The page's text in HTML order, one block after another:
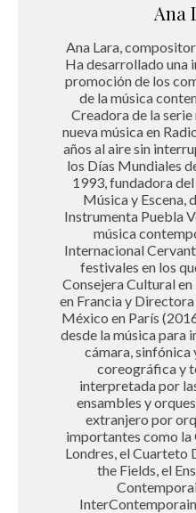
Ana
Ana Lara,
Ha desarrollado una
promoción de los
de la música
Creadora de la
nueva música en
años al aire sin
los Días Mundiales
1993, fundadora
Música y Escena,
Instrumenta Puebla
música
Internacional
festivales en los
Consejera Cultural
en Francia y
México en París
desde la música para
cámara, sinfónica
coreográfica y
interpretada por
ensambles y
extranjero por
importantes como la
Londres, el Cuarteto
the Fields, el